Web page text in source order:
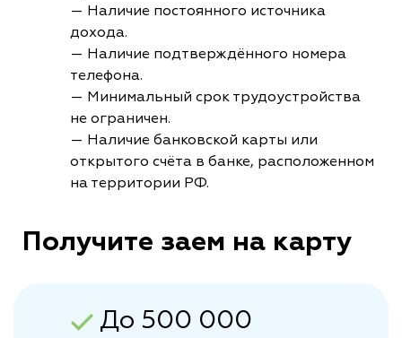
— Наличие постоянного источника
дохода.
— Наличие подтверждённого номера
телефона.
— Минимальный срок трудоустройства
не ограничен.
— Наличие банковской карты или
открытого счёта в банке, расположенном
на территории РФ.
Получите заем на карту
До 500 000